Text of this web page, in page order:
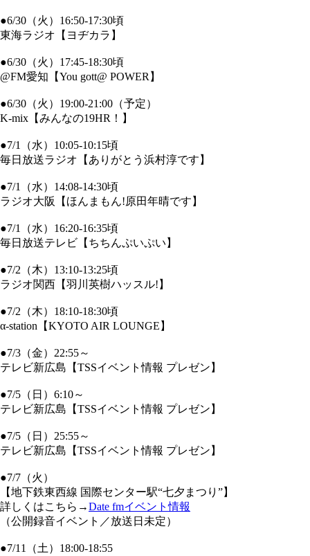
●6/30（火）16:50-17:30頃
東海ラジオ【ヨヂカラ】
●6/30（火）17:45-18:30頃
@FM愛知【You gott@ POWER】
●6/30（火）19:00-21:00（予定）
K-mix【みんなの19HR！】
●7/1（水）10:05-10:15頃
毎日放送ラジオ【ありがとう浜村淳です】
●7/1（水）14:08-14:30頃
ラジオ大阪【ほんまもん!原田年晴です】
●7/1（水）16:20-16:35頃
毎日放送テレビ【ちちんぷいぷい】
●7/2（木）13:10-13:25頃
ラジオ関西【羽川英樹ハッスル!】
●7/2（木）18:10-18:30頃
α-station【KYOTO AIR LOUNGE】
●7/3（金）22:55～
テレビ新広島【TSSイベント情報 プレゼン】
●7/5（日）6:10～
テレビ新広島【TSSイベント情報 プレゼン】
●7/5（日）25:55～
テレビ新広島【TSSイベント情報 プレゼン】
●7/7（火）
【地下鉄東西線 国際センター駅“七夕まつり”】
詳しくはこちら→Date fmイベント情報
（公開録音イベント／放送日未定）
●7/11（土）18:00-18:55